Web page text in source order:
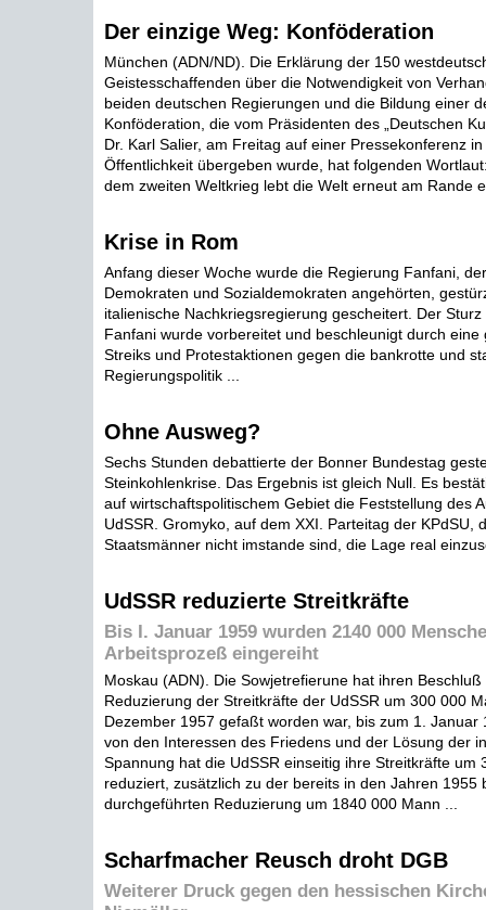
Der einzige Weg: Konföderation
München (ADN/ND). Die Erklärung der 150
Geistesschaffenden über die Notwendigkeit von
beiden deutschen Regierungen und die Bildung einer
Konföderation, die vom Präsidenten des „Deutschen
Dr. Karl Salier, am Freitag auf einer Pressekonferenz
Öffentlichkeit übergeben wurde, hat folgenden
dem zweiten Weltkrieg lebt die Welt erneut am Rande
Krise in Rom
Anfang dieser Woche wurde die Regierung Fanfani,
Demokraten und Sozialdemokraten angehörten,
italienische Nachkriegsregierung gescheitert. Der Sturz
Fanfani wurde vorbereitet und beschleunigt durch eine
Streiks und Protestaktionen gegen die bankrotte und
Regierungspolitik ...
Ohne Ausweg?
Sechs Stunden debattierte der Bonner Bundestag
Steinkohlenkrise. Das Ergebnis ist gleich Null. Es
auf wirtschaftspolitischem Gebiet die Feststellung des
UdSSR. Gromyko, auf dem XXI. Parteitag der KPdSU,
Staatsmänner nicht imstande sind, die Lage real
UdSSR reduzierte Streitkräfte
Bis I. Januar 1959 wurden 2140 000
Arbeitsprozeß eingereiht
Moskau (ADN). Die Sowjetrefierune hat ihren Beschluß
Reduzierung der Streitkräfte der UdSSR um 300 000
Dezember 1957 gefaßt worden war, bis zum 1. Januar
von den Interessen des Friedens und der Lösung der
Spannung hat die UdSSR einseitig ihre Streitkräfte um
reduziert, zusätzlich zu der bereits in den Jahren 1955
durchgeführten Reduzierung um 1840 000 Mann ...
Scharfmacher Reusch droht DGB
Weiterer Druck gegen den hessischen